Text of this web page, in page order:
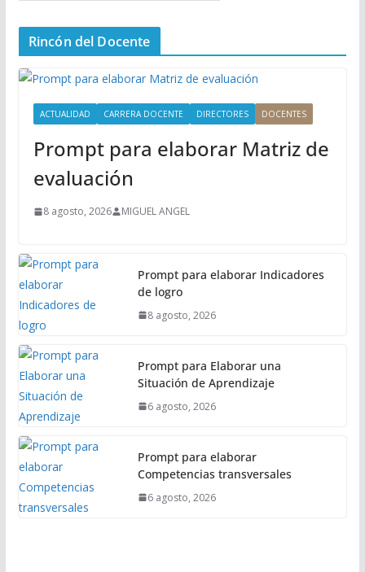
e
n
P
Rincón del Docente
ACTUALIDAD CARRERA DOCENTE DIRECTORES DOCENTES
Prompt para elaborar Matriz de
evaluación
8 agosto, 2026 MIGUEL ANGEL
Prompt para elaborar Indicadores
de logro
8 agosto, 2026
Prompt para Elaborar una
Situación de Aprendizaje
6 agosto, 2026
Prompt para elaborar
Competencias transversales
6 agosto, 2026